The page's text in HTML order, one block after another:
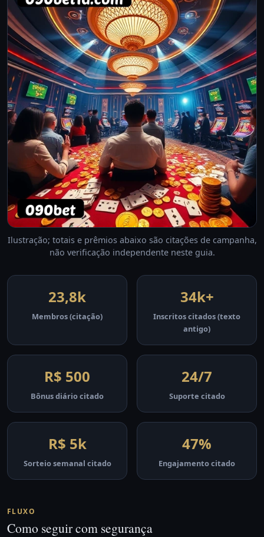
Ilustração; totais e prêmios abaixo são citações de campanha,
não verificação independente neste guia.
23,8k
Membros (citação)
34k+
Inscritos citados (texto
antigo)
R$ 500
Bônus diário citado
24/7
Suporte citado
R$ 5k
Sorteio semanal citado
47%
Engajamento citado
FLUXO
Como seguir com segurança